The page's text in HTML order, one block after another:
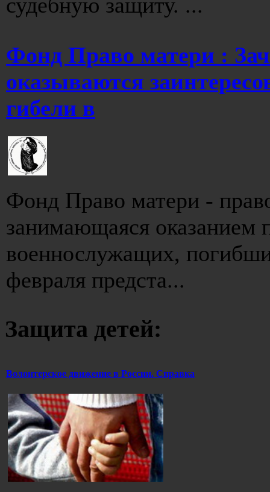
Фонд Право матери :
оказываются
гибели в
Фонд Право матери -
занимающаяся
военнослужащих,
февраля предста...
Защита детей:
Волонтерское движение в России. Справка